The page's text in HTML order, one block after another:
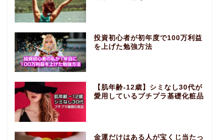
投資初心者が初年度で100万利益
を上げた勉強方法
【肌年齢-12歳】シミなし30代が
愛用しているプチプラ基礎化粧品
金運だけはある人が宝くじ当たっ